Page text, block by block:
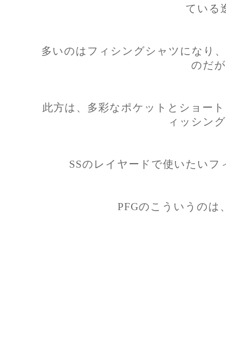
ている
多いのはフィシングシャツになり
のだ
此方は、多彩なポケットとショー
ィッシン
SSのレイヤードで使いたい
PFGのこういうのは